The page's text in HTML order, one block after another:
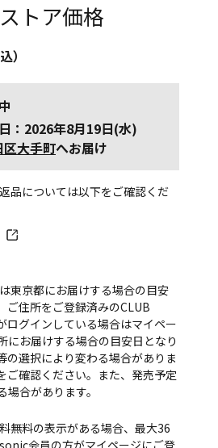
トア価格
）
：2026年8月19日(水)
大手町へお届け
品については以下をご確認くだ
東京都にお届けする場合の目安
ご住所をご登録済みのCLUB
ログインしている場合はマイペー
にお届けする場合の目安日となり
の選択により変わる場合がありま
ご確認ください。また、発売予定
合があります。
無料の表示がある場合、最大36
会員の方がマイページにご登